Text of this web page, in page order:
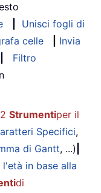
Unisci fogli di
celle
Invia
Filtro
Strumentiper il
Specifici,
di Gantt, ...)
l'età in base alla
di